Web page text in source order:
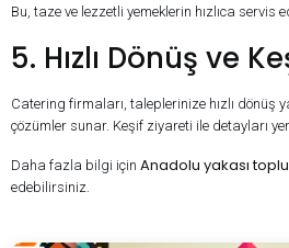
Bu, taze ve lezzetli yemeklerin hızlıca servis
5. Hızlı Dönüş ve
Catering firmaları, taleplerinize hızlı dönüş
çözümler sunar. Keşif ziyareti ile detayları
Daha fazla bilgi için Anadolu yakası
edebilirsiniz.